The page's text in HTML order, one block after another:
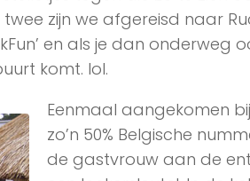
zijn we afgereisd naar
en als je dan onderweg
komt. lol.
Eenmaal aangekomen
zo’n 50% Belgische
de gastvrouw aan de